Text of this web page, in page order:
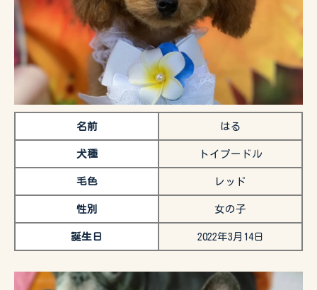
名前 はる
犬種 トイプードル
毛色 レッド
性別 女の子
誕生日 2022年3月14日